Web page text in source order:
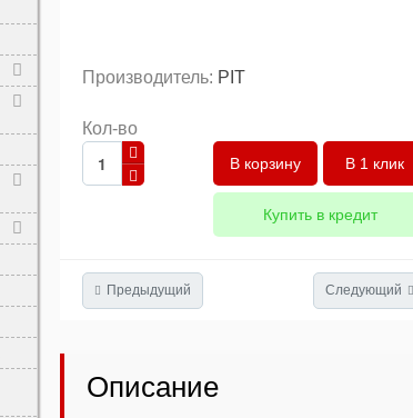
Производитель: PIT
Кол-во
В 1 клик
Купить в кредит
Предыдущий Следующий
Описание